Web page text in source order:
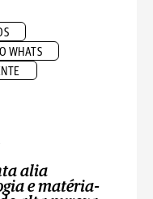
WHATS
alia
e matéria-